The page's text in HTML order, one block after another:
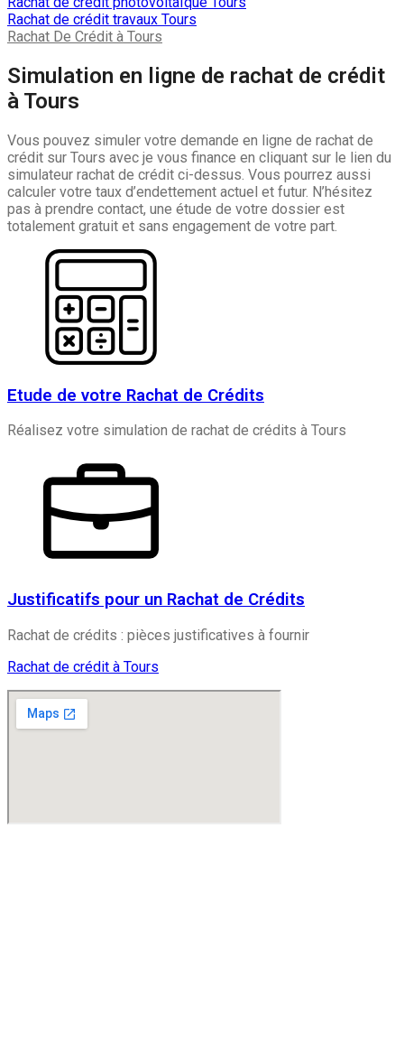
Rachat de crédit travaux Tours
Rachat De Crédit à Tours
Simulation en ligne de rachat de crédit
à Tours
Vous pouvez simuler votre demande en ligne de rachat de
crédit sur Tours avec je vous finance en cliquant sur le lien du
simulateur rachat de crédit ci-dessus. Vous pourrez aussi
calculer votre taux d’endettement actuel et futur. N’hésitez
pas à prendre contact, une étude de votre dossier est
totalement gratuit et sans engagement de votre part.
Etude de votre Rachat de Crédits
Réalisez votre simulation de rachat de crédits à Tours
Justificatifs pour un Rachat de Crédits
Rachat de crédits : pièces justificatives à fournir
Rachat de crédit à Tours